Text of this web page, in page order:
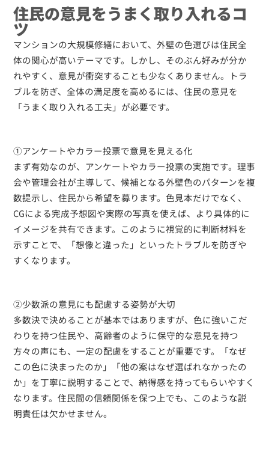
住民の意見をうまく取り入れるコ
ツ
マンションの大規模修繕において、外壁の色選びは住民全
体の関心が高いテーマです。しかし、そのぶん好みが分か
れやすく、意見が衝突することも少なくありません。トラ
ブルを防ぎ、全体の満足度を高めるには、住民の意見を
「うまく取り入れる工夫」が必要です。
①アンケートやカラー投票で意見を見える化
まず有効なのが、アンケートやカラー投票の実施です。理事
会や管理会社が主導して、候補となる外壁色のパターンを複
数提示し、住民から希望を募ります。色見本だけでなく、
CGによる完成予想図や実際の写真を使えば、より具体的に
イメージを共有できます。このように視覚的に判断材料を
示すことで、「想像と違った」といったトラブルを防ぎや
すくなります。
②少数派の意見にも配慮する姿勢が大切
多数決で決めることが基本ではありますが、色に強いこだ
わりを持つ住民や、高齢者のように保守的な意見を持つ
方々の声にも、一定の配慮をすることが重要です。「なぜ
この色に決まったのか」「他の案はなぜ選ばれなかったの
か」を丁寧に説明することで、納得感を持ってもらいやすく
なります。住民間の信頼関係を保つ上でも、このような説
明責任は欠かせません。